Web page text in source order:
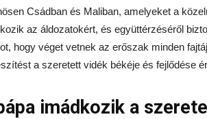
Csádban és Maliban, amelyeket a
az áldozatokért, és együttérzéséről
hogy véget vetnek az erőszak minden
a szeretett vidék békéje és fejlődése
imádkozik a